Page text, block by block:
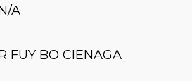
A
FUY BO CIENAGA